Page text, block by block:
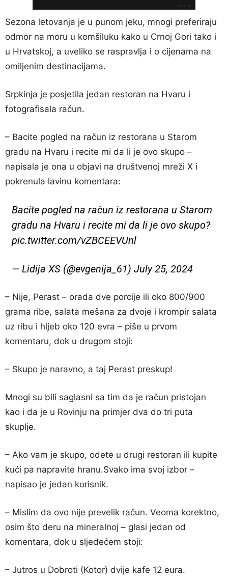
Sezona letovanja je u punom jeku, mnogi preferiraju
odmor na moru u komšiluku kako u Crnoj Gori tako i
u Hrvatskoj, a uveliko se raspravlja i o cijenama na
omiljenim destinacijama.
Srpkinja je posjetila jedan restoran na Hvaru i
fotografisala račun.
– Bacite pogled na račun iz restorana u Starom
gradu na Hvaru i recite mi da li je ovo skupo –
napisala je ona u objavi na društvenoj mreži X i
pokrenula lavinu komentara:
Bacite pogled na račun iz restorana u Starom
gradu na Hvaru i recite mi da li je ovo skupo?
pic.twitter.com/vZBCEEVUnl
— Lidija XS (@evgenija_61) July 25, 2024
– Nije, Perast – orada dve porcije ili oko 800/900
grama ribe, salata mešana za dvoje i krompir salata
uz ribu i hljeb oko 120 evra – piše u prvom
komentaru, dok u drugom stoji:
– Skupo je naravno, a taj Perast preskup!
Mnogi su bili saglasni sa tim da je račun pristojan
kao i da je u Rovinju na primjer dva do tri puta
skuplje.
– Ako vam je skupo, odete u drugi restoran ili kupite
kući pa napravite hranu.Svako ima svoj izbor –
napisao je jedan korisnik.
– Mislim da ovo nije prevelik račun. Veoma korektno,
osim što deru na mineralnoj – glasi jedan od
komentara, dok u sljedećem stoji:
– Jutros u Dobroti (Kotor) dvije kafe 12 eura.